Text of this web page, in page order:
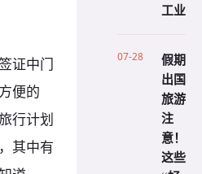
证中门
便的
行计划
其中有
工业
07-28
假期
出国
旅游
注
意！
这些